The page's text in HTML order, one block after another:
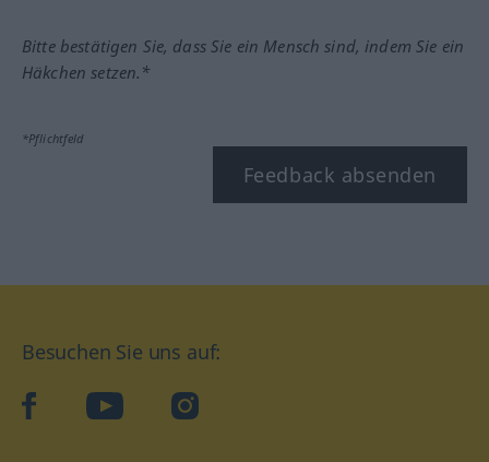
Bitte bestätigen Sie, dass Sie ein Mensch sind, indem Sie ein
Häkchen setzen.*
*Pflichtfeld
Feedback absenden
Besuchen Sie uns auf:
facebookYouTube Instagram